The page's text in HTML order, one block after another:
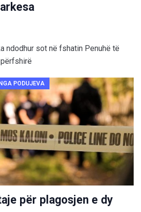
ndodhur sot në fshatin Penuhë të
PODUJEVA
për plagosjen e dy